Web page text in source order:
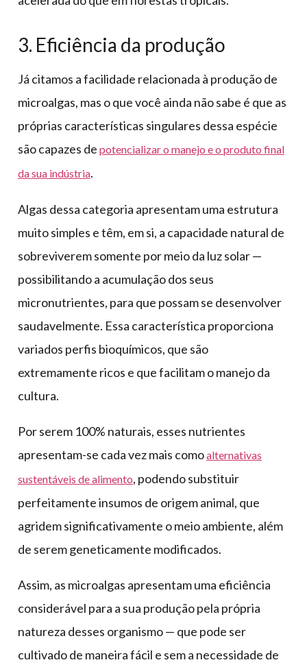
3. Eficiência da produção
Já citamos a facilidade relacionada à produção de
microalgas, mas o que você ainda não sabe é que as
próprias características singulares dessa espécie
são capazes de potencializar o manejo e o produto final
da sua indústria.
Algas dessa categoria apresentam uma estrutura
muito simples e têm, em si, a capacidade natural de
sobreviverem somente por meio da luz solar —
possibilitando a acumulação dos seus
micronutrientes, para que possam se desenvolver
saudavelmente. Essa característica proporciona
variados perfis bioquímicos, que são
extremamente ricos e que facilitam o manejo da
cultura.
Por serem 100% naturais, esses nutrientes
apresentam-se cada vez mais comoalternativas
sustentáveis de alimento, podendo substituir
perfeitamente insumos de origem animal, que
agridem significativamente o meio ambiente, além
de serem geneticamente modificados.
Assim, as microalgas apresentam uma eficiência
considerável para a sua produção pela própria
natureza desses organismo — que pode ser
cultivado de maneira fácil e sem a necessidade de